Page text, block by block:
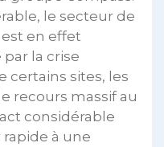
le secteur de
en effet
la crise
certains sites, les
recours massif au
considérable
rapide à une